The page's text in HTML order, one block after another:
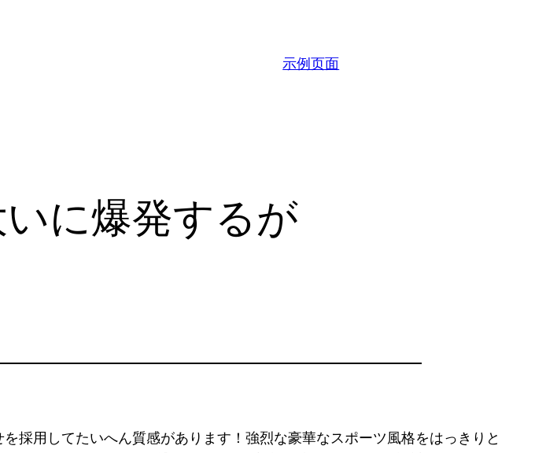
示例页面
に爆発するが
採用してたいへん質感があります！強烈な豪華なスポーツ風格をはっきりと